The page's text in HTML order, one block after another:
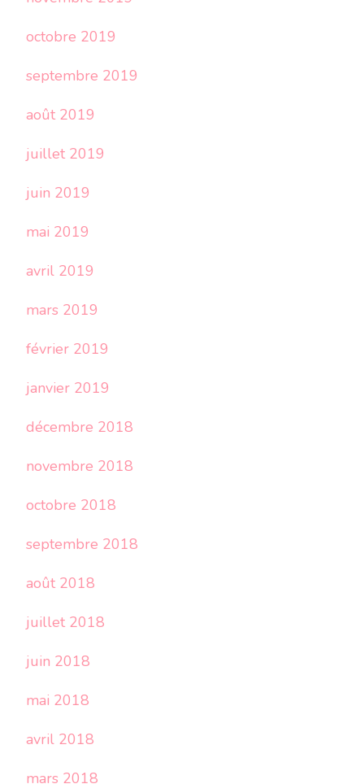
octobre 2019
septembre 2019
août 2019
juillet 2019
juin 2019
mai 2019
avril 2019
mars 2019
février 2019
janvier 2019
décembre 2018
novembre 2018
octobre 2018
septembre 2018
août 2018
juillet 2018
juin 2018
mai 2018
avril 2018
mars 2018